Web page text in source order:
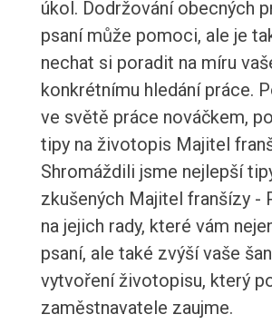
úkol. Dodržování obecných
psaní může pomoci, ale je
nechat si poradit na míru
konkrétnímu hledání práce.
ve světě práce nováčkem,
tipy na životopis Majitel
Shromáždili jsme nejlepší
zkušených Majitel franšízy -
na jejich rady, které vám
psaní, ale také zvýší vaše
vytvoření životopisu, který
zaměstnavatele zaujme.